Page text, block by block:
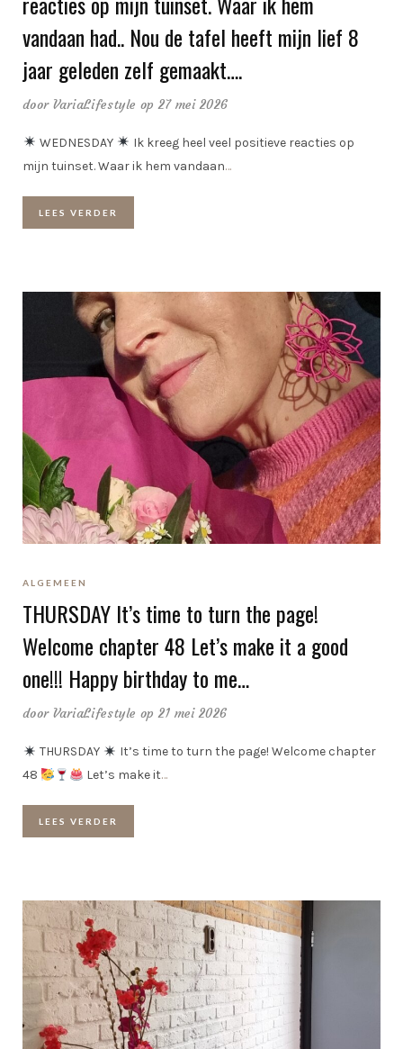
vandaan had.. Nou de tafel heeft mijn lief 8
jaar geleden zelf gemaakt….
door VariaLifestyle op 27 mei 2026
WEDNESDAY
Ik kreeg heel veel positieve reacties op
mijn tuinset. Waar ik hem vandaan…
LEES VERDER
ALGEMEEN
THURSDAY It’s time to turn the page!
Welcome chapter 48 Let’s make it a good
one!!! Happy birthday to me…
door VariaLifestyle op 21 mei 2026
THURSDAY
It’s time to turn the page! Welcome chapter
48
Let’s make it…
LEES VERDER